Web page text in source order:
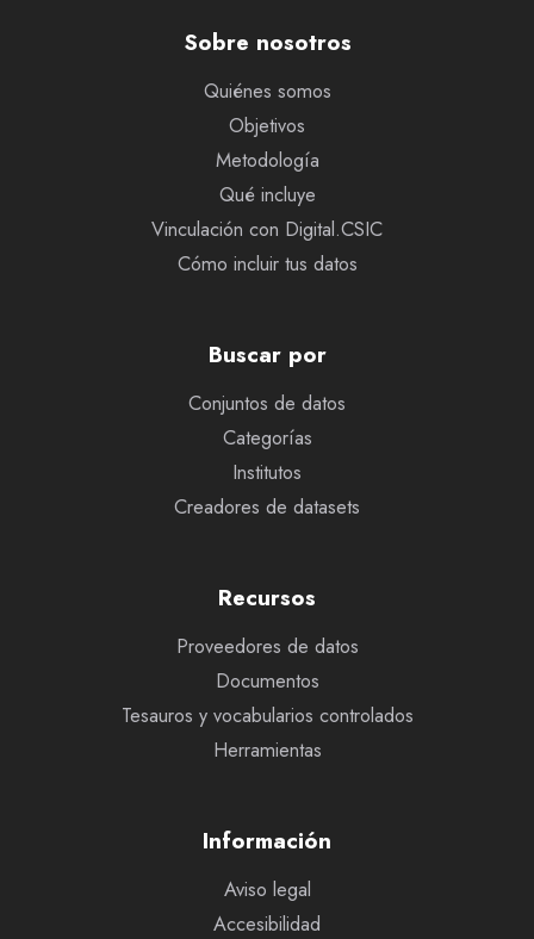
Sobre nosotros
Quiénes somos
Objetivos
Metodología
Qué incluye
Vinculación con Digital.CSIC
Cómo incluir tus datos
Buscar por
Conjuntos de datos
Categorías
Institutos
Creadores de datasets
Recursos
Proveedores de datos
Documentos
Tesauros y vocabularios controlados
Herramientas
Información
Aviso legal
Accesibilidad